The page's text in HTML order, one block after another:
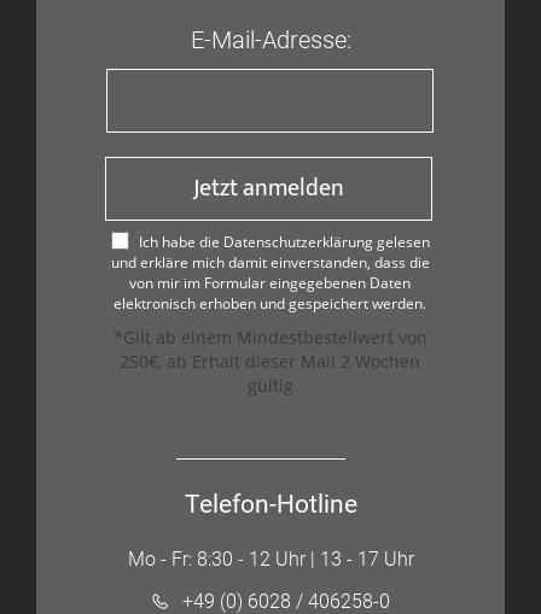
E-Mail-Adresse:
Jetzt anmelden
Ich habe die Datenschutzerklärung gelesen
und erkläre mich damit einverstanden, dass die
von mir im Formular eingegebenen Daten
elektronisch erhoben und gespeichert werden.
*Gilt ab einem Mindestbestellwert von
250€, ab Erhalt dieser Mail 2 Wochen
gültig
Telefon-Hotline
Mo - Fr: 8:30 - 12 Uhr | 13 - 17 Uhr
+49 (0) 6028 / 406258-0